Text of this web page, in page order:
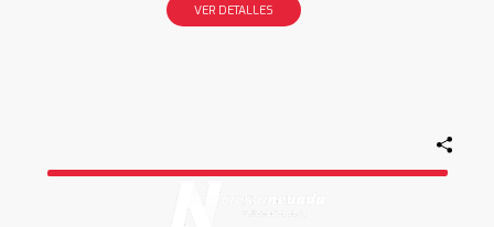
VER DETALLES